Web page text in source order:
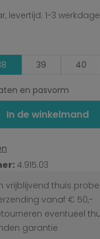
levertijd: 1-3
39 40
en pasvorm
In de winkelmand
4.915.03
vrijblijvend thuis
vanaf € 50,-
eventueel
garantie